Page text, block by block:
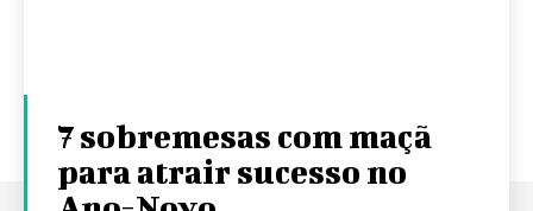
7 sobremesas com maçã
para atrair sucesso no